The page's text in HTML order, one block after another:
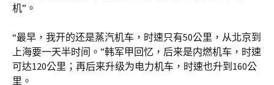
机”。
“最早，我开的还是蒸汽机车，时速只有50公里，从北京到
上海要一天半时间。”韩军甲回忆，后来是内燃机车，时速
可达120公里；再后来升级为电力机车，时速也升到160公
里。